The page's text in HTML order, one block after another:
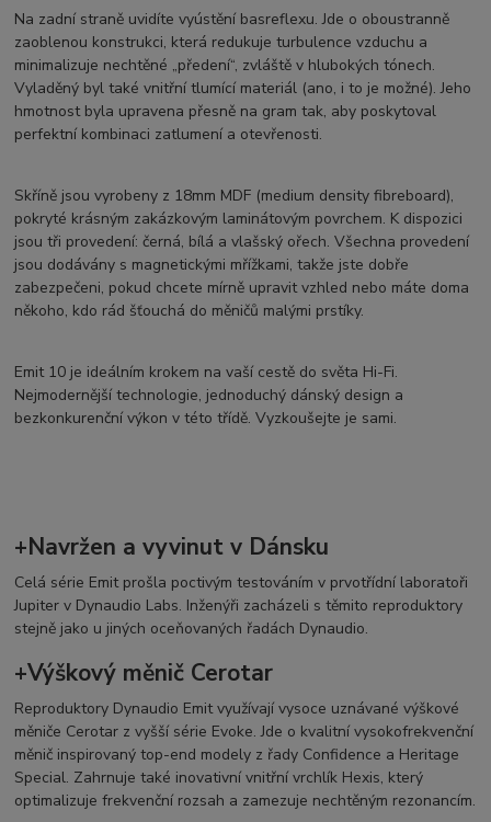
Na zadní straně uvidíte vyústění basreflexu. Jde o oboustranně
zaoblenou konstrukci, která redukuje turbulence vzduchu a
minimalizuje nechtěné „předení“, zvláště v hlubokých tónech.
Vyladěný byl také vnitřní tlumící materiál (ano, i to je možné). Jeho
hmotnost byla upravena přesně na gram tak, aby poskytoval
perfektní kombinaci zatlumení a otevřenosti.
Skříně jsou vyrobeny z 18mm MDF (medium density fibreboard),
pokryté krásným zakázkovým laminátovým povrchem. K dispozici
jsou tři provedení: černá, bílá a vlašský ořech. Všechna provedení
jsou dodávány s magnetickými mřížkami, takže jste dobře
zabezpečeni, pokud chcete mírně upravit vzhled nebo máte doma
někoho, kdo rád šťouchá do měničů malými prstíky.
Emit 10 je ideálním krokem na vaší cestě do světa Hi-Fi.
Nejmodernější technologie, jednoduchý dánský design a
bezkonkurenční výkon v této třídě. Vyzkoušejte je sami.
+Navržen a vyvinut v Dánsku
Celá série Emit prošla poctivým testováním v prvotřídní laboratoři
Jupiter v Dynaudio Labs. Inženýři zacházeli s těmito reproduktory
stejně jako u jiných oceňovaných řadách Dynaudio.
+Výškový měnič Cerotar
Reproduktory Dynaudio Emit využívají vysoce uznávané výškové
měniče Cerotar z vyšší série Evoke. Jde o kvalitní vysokofrekvenční
měnič inspirovaný top-end modely z řady Confidence a Heritage
Special. Zahrnuje také inovativní vnitřní vrchlík Hexis, který
optimalizuje frekvenční rozsah a zamezuje nechtěným rezonancím.